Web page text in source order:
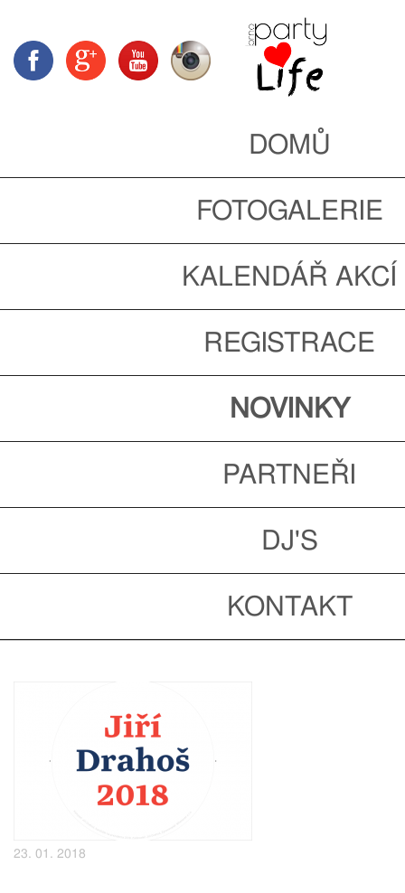
DOMŮ
FOTOGALERIE
KALENDÁŘ AKCÍ
REGISTRACE
NOVINKY
PARTNEŘI
DJ'S
KONTAKT
23. 01. 2018